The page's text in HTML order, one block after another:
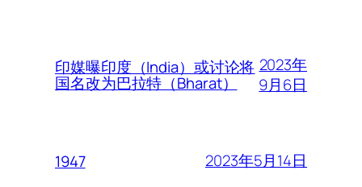
印媒曝印度（India）或讨论将
国名改为巴拉特（Bharat）
2023年
9月6日
1947 2023年5月14日